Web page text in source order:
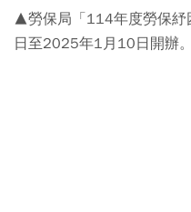
▲勞保局「114年度勞保
日至2025年1月10日開辦。